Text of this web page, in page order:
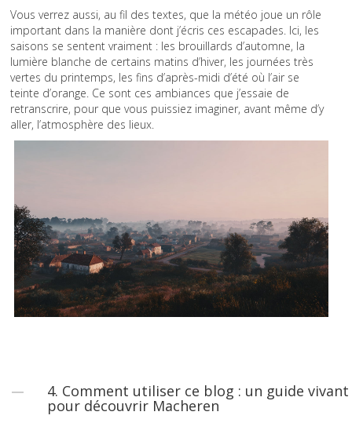
Vous verrez aussi, au fil des textes, que la météo joue un rôle
important dans la manière dont j’écris ces escapades. Ici, les
saisons se sentent vraiment : les brouillards d’automne, la
lumière blanche de certains matins d’hiver, les journées très
vertes du printemps, les fins d’après-midi d’été où l’air se
teinte d’orange. Ce sont ces ambiances que j’essaie de
retranscrire, pour que vous puissiez imaginer, avant même d’y
aller, l’atmosphère des lieux.
4. Comment utiliser ce blog : un guide vivant
pour découvrir Macheren